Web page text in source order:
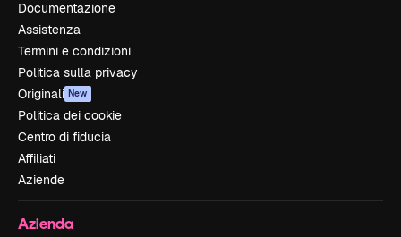
Documentazione
Assistenza
Termini e condizioni
Politica sulla privacy
Originali New
Politica dei cookie
Centro di fiducia
Affiliati
Aziende
Azienda